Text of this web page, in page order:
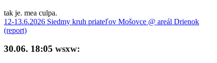
tak je. mea culpa.
12-13.6.2026 Siedmy kruh priateľov Mošovce @ areál Drienok
(report)
30.06. 18:05 wsxw: